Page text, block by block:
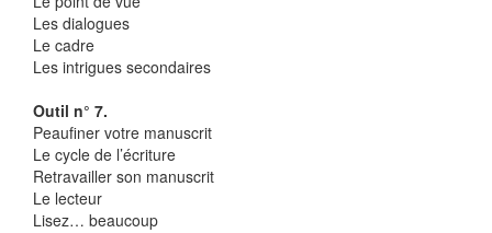
Les dialogues
Le cadre
Les intrigues secondaires
Outil n° 7.
Peaufiner votre manuscrit
Le cycle de l’écriture
Retravailler son manuscrit
Le lecteur
Lisez… beaucoup